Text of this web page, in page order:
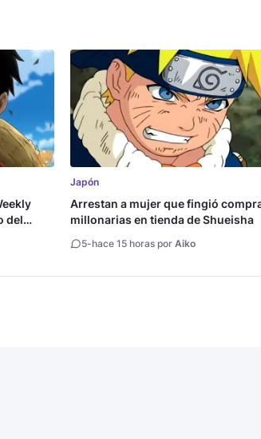
del
Japón
Arrestan a mujer que fingió
millonarias en tienda de Shueisha
5-hace 15 horas porAiko